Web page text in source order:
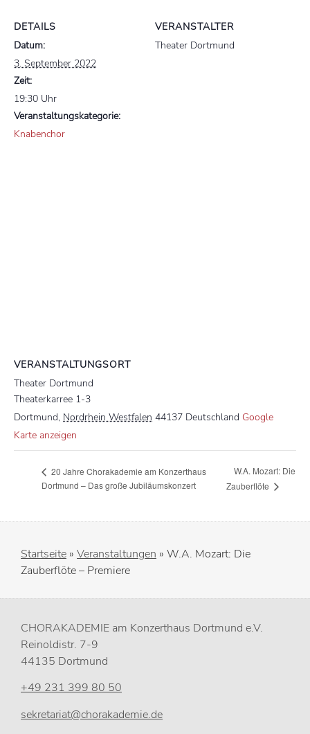
DETAILS
Datum:
3. September 2022
Zeit:
19:30 Uhr
Veranstaltungskategorie:
Knabenchor
VERANSTALTER
Theater Dortmund
VERANSTALTUNGSORT
Theater Dortmund
Theaterkarree 1-3
Dortmund, Nordrhein Westfalen 44137 Deutschland Google
Karte anzeigen
20 Jahre Chorakademie am Konzerthaus
Dortmund – Das große Jubiläumskonzert
W.A. Mozart: Die
Zauberflöte
Startseite » Veranstaltungen » W.A. Mozart: Die
Zauberflöte – Premiere
CHORAKADEMIE am Konzerthaus Dortmund e.V.
Reinoldistr. 7-9
44135 Dortmund
+49 231 399 80 50
sekretariat@chorakademie.de